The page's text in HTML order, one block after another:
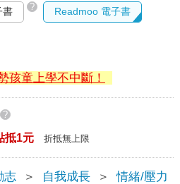
書 ? Readmoo 電子書
孩童上學不中斷！
?
抵1元 折抵無上限
志 ＞ 自我成長 ＞ 情緒/壓力